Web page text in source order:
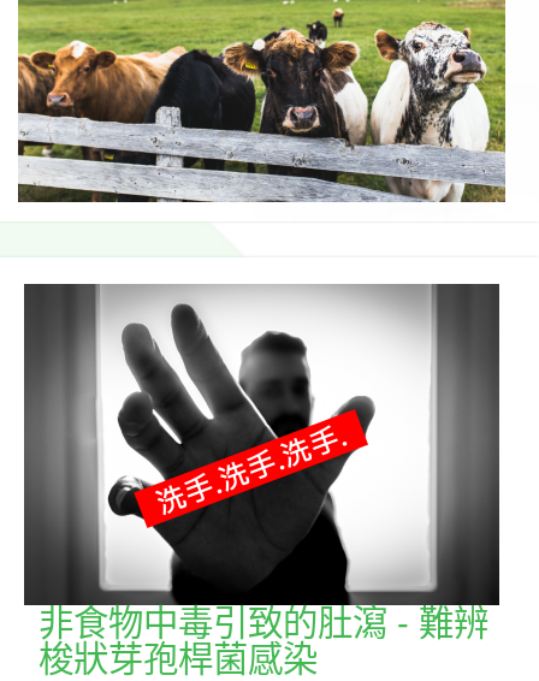
非食物中毒引致的肚瀉 - 難辨
梭狀芽孢桿菌感染